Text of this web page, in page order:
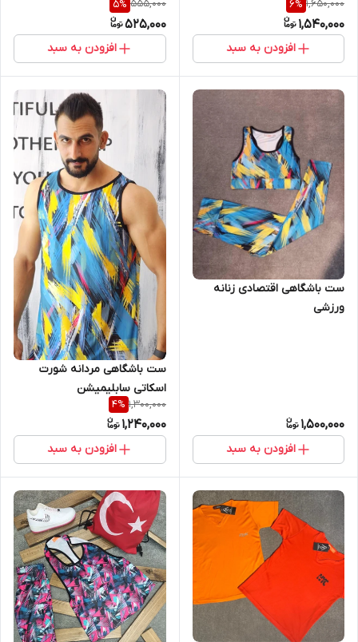
1,650,000
6%
1,540,000
افزودن به سبد
555,000
5%
525,000
افزودن به سبد
ست باشگاهی اقتصادی زنانه
ورزشی
1,500,000
افزودن به سبد
ست باشگاهی مردانه شورت
اسکاتی سابلیمیشن
1,300,000
4%
1,240,000
افزودن به سبد